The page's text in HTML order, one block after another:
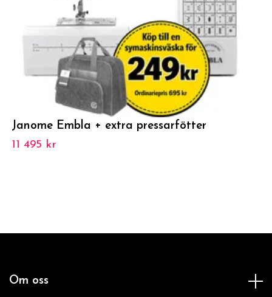
Janome Embla + extra pressarfötter
11 495 kr
Om oss